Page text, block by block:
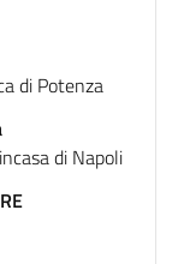
di Potenza
di Napoli